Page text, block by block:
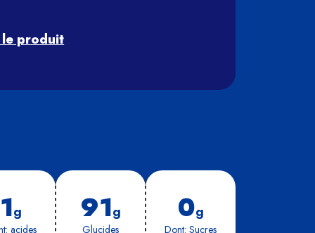
produit
1g
acides
91g
Glu­cides
0g
Dont: Sucres